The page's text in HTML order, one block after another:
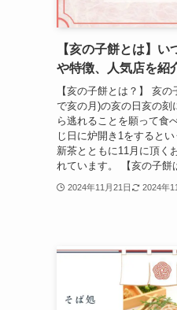
【亥の子餅とは】い
や特徴、人気店を紹
【亥の子餅とは？】 亥
で亥の月)の亥の日亥の刻
ら逃れることを願って食
じ日に炉開き1をするとい
新茶とともに11月に頂く
れています。 【亥の子餅
2024年11月21日 2024年